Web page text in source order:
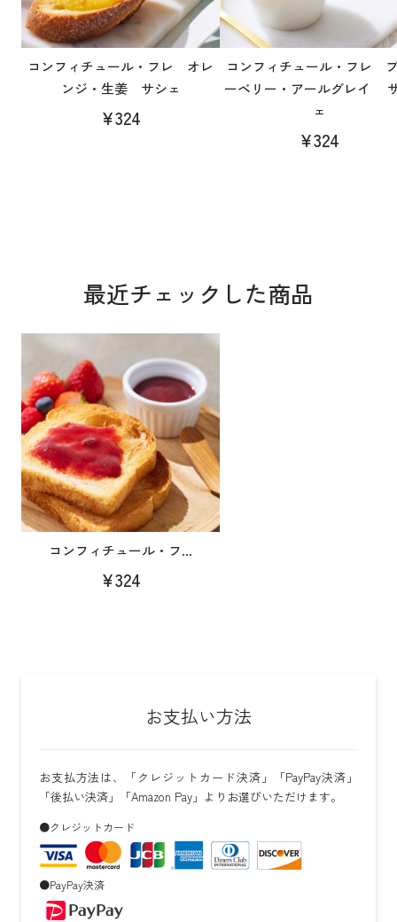
コンフィチュール・フレ オレ
ンジ・生姜 サシェ
¥324
コンフィチュール・フレ
ーベリー・アールグレイ
ェ
¥324
最近チェックした商品
コンフィチュール・フ...
¥324
お支払い方法
お支払方法は、「クレジットカード決済」「PayPay決済」
「後払い決済」「Amazon Pay」よりお選びいただけます。
●クレジットカード
●PayPay決済